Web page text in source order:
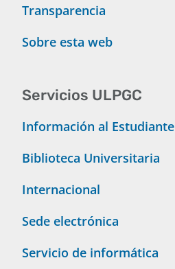
Transparencia
Sobre esta web
Servicios ULPGC
Información al Estudiante
Biblioteca Universitaria
Internacional
Sede electrónica
Servicio de informática